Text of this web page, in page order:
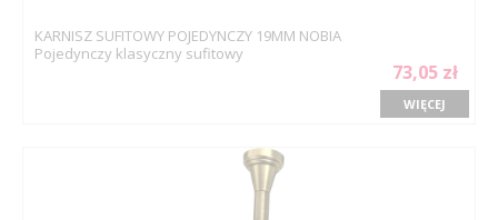
KARNISZ SUFITOWY POJEDYNCZY 19MM NOBIA
Pojedynczy klasyczny sufitowy
73,05 zł
WIĘCEJ